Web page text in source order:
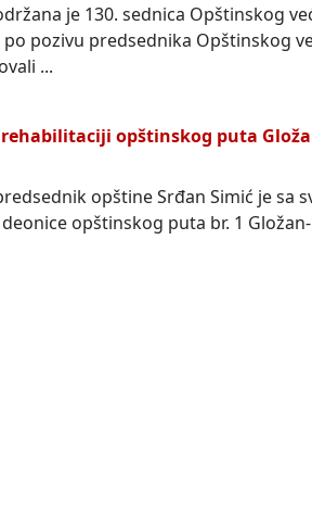
je 130. sednica Opštinskog
pozivu predsednika Opštinskog
...
opštinskog puta
opštine Srđan Simić je sa
opštinskog puta br. 1